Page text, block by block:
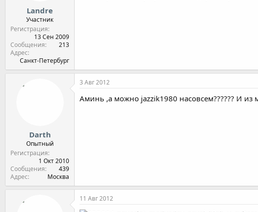
Landre
Участник
Регистрация
13 Сен 2009
Сообщения
213
Адрес
Санкт-Петербург
Darth
Опытный
Регистрация
1 Окт 2010
Сообщения
439
Адрес
Москва
3 Авг 2012
Аминь ,а можно jazzik1980 насовсем?????? И из
11 Авг 2012